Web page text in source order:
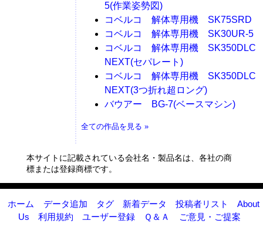
5(作業姿勢図)
コベルコ 解体専用機 SK75SRD
コベルコ 解体専用機 SK30UR-5
コベルコ 解体専用機 SK350DLC
NEXT(セパレート)
コベルコ 解体専用機 SK350DLC
NEXT(3つ折れ超ロング)
バウアー BG-7(ベースマシン)
全ての作品を見る »
本サイトに記載されている会社名・製品名は、各社の商
標または登録商標です。
ホーム データ追加 タグ 新着データ 投稿者リスト
About
Us
利用規約 ユーザー登録 Ｑ＆Ａ ご意見・ご提案